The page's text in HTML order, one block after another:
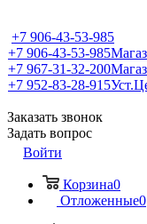
+7 906-43-53-985
+7 906-43-53-985
+7 967-31-32-200
+7 952-83-28-915
Заказать звонок
Задать вопрос
Войти
Корзина0
Отложенные0